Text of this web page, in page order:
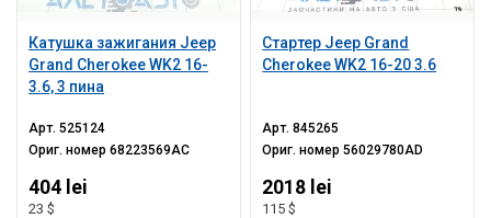
Катушка зажигания Jeep
Grand Cherokee WK2 16-
3.6, 3 пина
Арт.525124
Ориг. номер68223569AC
404 lei
23 $
Стартер Jeep Grand
Cherokee WK2 16-20 3.6
Арт.845265
Ориг. номер56029780AD
2018 lei
115 $